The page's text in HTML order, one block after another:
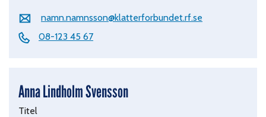
namn.namnsson@klatterforbundet.rf.se
08-123 45 67
Anna Lindholm Svensson
Titel